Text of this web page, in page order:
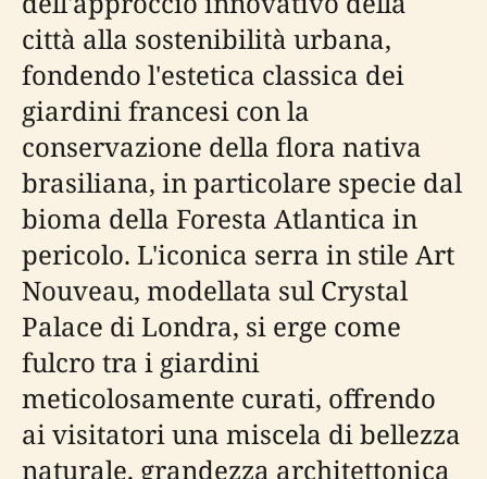
città alla sostenibilità urbana,
fondendo l'estetica classica dei
giardini francesi con la
conservazione della flora nativa
brasiliana, in particolare specie dal
bioma della Foresta Atlantica in
pericolo. L'iconica serra in stile Art
Nouveau, modellata sul Crystal
Palace di Londra, si erge come
fulcro tra i giardini
meticolosamente curati, offrendo
ai visitatori una miscela di bellezza
naturale, grandezza architettonica